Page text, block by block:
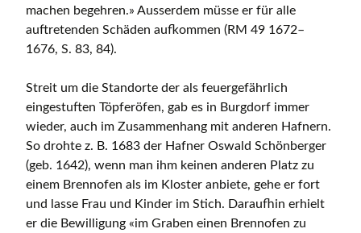
machen begehren.» Ausserdem müsse er für alle
auftretenden Schäden aufkommen (RM 49 1672–
1676, S. 83, 84).
Streit um die Standorte der als feuergefährlich
eingestuften Töpferöfen, gab es in Burgdorf immer
wieder, auch im Zusammenhang mit anderen Hafnern.
So drohte z. B. 1683 der Hafner Oswald Schönberger
(geb. 1642), wenn man ihm keinen anderen Platz zu
einem Brennofen als im Kloster anbiete, gehe er fort
und lasse Frau und Kinder im Stich. Daraufhin erhielt
er die Bewilligung «im Graben einen Brennofen zu